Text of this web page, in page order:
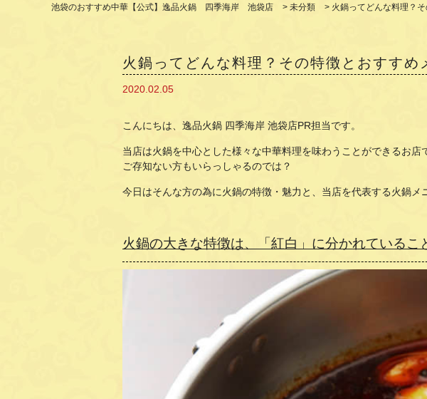
池袋のおすすめ中華【公式】逸品火鍋 四季海岸 池袋店 > 未分類 > 火鍋ってどんな料理？
火鍋ってどんな料理？その特徴とおすす
2020.02.05
こんにちは、逸品火鍋 四季海岸 池袋店PR担当です。
当店は火鍋を中心とした様々な中華料理を味わうことができるお
ご存知ない方もいらっしゃるのでは？
今日はそんな方の為に火鍋の特徴・魅力と、当店を代表する火鍋メ
火鍋の大きな特徴は、「紅白」に分かれているこ